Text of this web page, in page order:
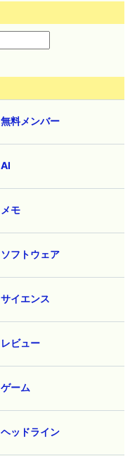
無料メンバー
AI
メモ
ソフトウェア
サイエンス
レビュー
ゲーム
ヘッドライン